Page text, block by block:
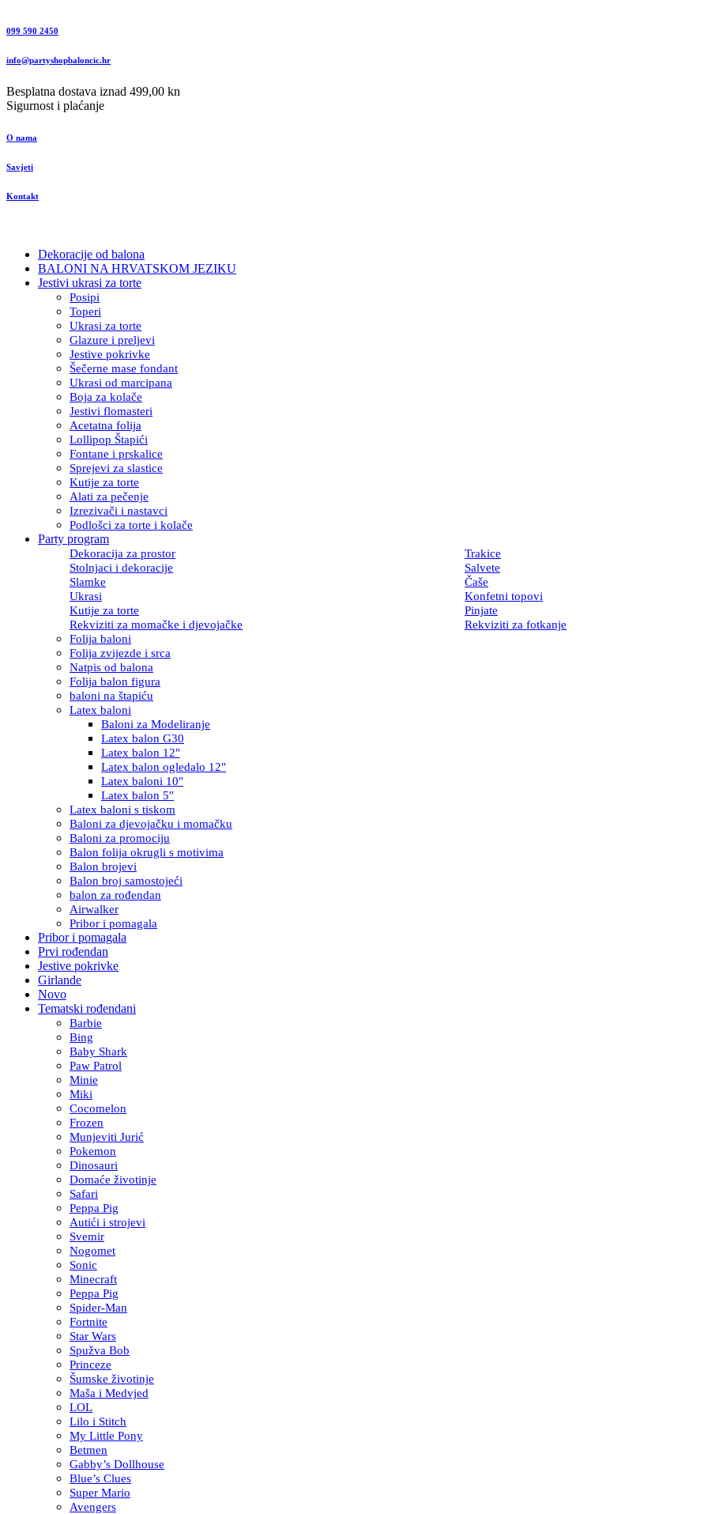
099 590 2450
info@partyshopbaloncic.hr
Besplatna dostava iznad 499,00 kn
Sigurnost i plaćanje
O nama
Savjeti
Kontakt
Dekoracije od balona
BALONI NA HRVATSKOM JEZIKU
Jestivi ukrasi za torte
Posipi
Toperi
Ukrasi za torte
Glazure i preljevi
Jestive pokrivke
Šečerne mase fondant
Ukrasi od marcipana
Boja za kolače
Jestivi flomasteri
Acetatna folija
Lollipop Štapići
Fontane i prskalice
Sprejevi za slastice
Kutije za torte
Alati za pečenje
Izrezivači i nastavci
Podlošci za torte i kolače
Party program
Dekoracija za prostor
Trakice
Stolnjaci i dekoracije
Salvete
Slamke
Čaše
Ukrasi
Konfetni topovi
Kutije za torte
Pinjate
Rekviziti za momačke i djevojačke
Rekviziti za fotkanje
Folija baloni
Folija zvijezde i srca
Natpis od balona
Folija balon figura
baloni na štapiću
Latex baloni
Baloni za Modeliranje
Latex balon G30
Latex balon 12″
Latex balon ogledalo 12″
Latex baloni 10″
Latex balon 5″
Latex baloni s tiskom
Baloni za djevojačku i momačku
Baloni za promociju
Balon folija okrugli s motivima
Balon brojevi
Balon broj samostojeći
balon za rođendan
Airwalker
Pribor i pomagala
Pribor i pomagala
Prvi rođendan
Jestive pokrivke
Girlande
Novo
Tematski rođendani
Barbie
Bing
Baby Shark
Paw Patrol
Minie
Miki
Cocomelon
Frozen
Munjeviti Jurić
Pokemon
Dinosauri
Domaće životinje
Safari
Peppa Pig
Autići i strojevi
Svemir
Nogomet
Sonic
Minecraft
Peppa Pig
Spider-Man
Fortnite
Star Wars
Spužva Bob
Princeze
Šumske životinje
Maša i Medvjed
LOL
Lilo i Stitch
My Little Pony
Betmen
Gabby’s Dollhouse
Blue’s Clues
Super Mario
Avengers